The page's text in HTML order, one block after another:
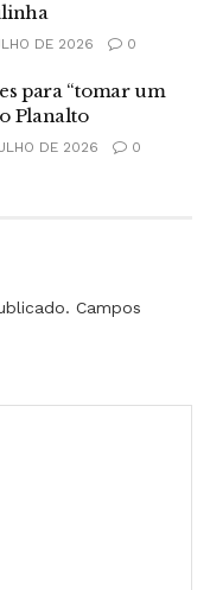
DE 2026 0
para “tomar um
Planalto
DE 2026 0
Campos